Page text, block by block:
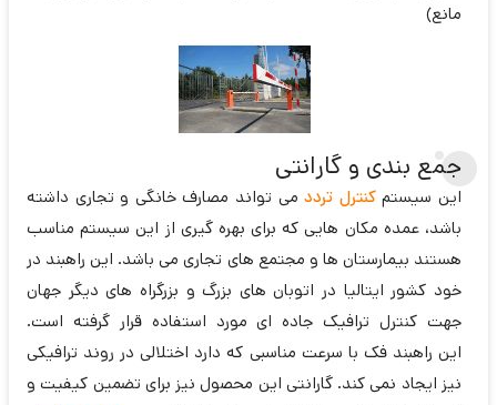
مانع)
جمع بندی و گارانتی
این سیستمکنترل ترددمی تواند مصارف خانگی و تجاری داشته
باشد، عمده مکان هایی که برای بهره گیری از این سیستم مناسب
هستند بیمارستان ها و مجتمع های تجاری می باشد. این راهبند در
خود کشور ایتالیا در اتوبان های بزرگ و بزرگراه های دیگر جهان
جهت کنترل ترافیک جاده ای مورد استفاده قرار گرفته است.
این راهبند فک با سرعت مناسبی که دارد اختلالی در روند ترافیکی
نیز ایجاد نمی کند. گارانتی این محصول نیز برای تضمین کیفیت و